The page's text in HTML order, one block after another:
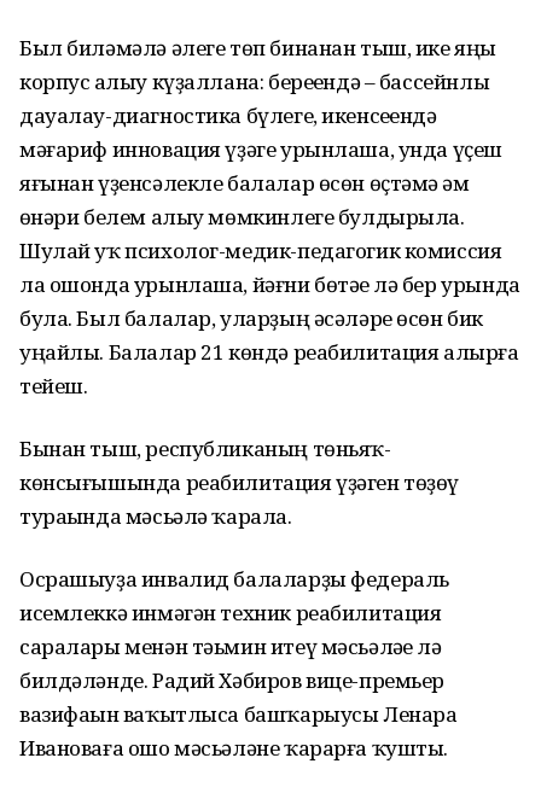
Был биләмәлә әлеге төп бинанан тыш, ике яңы
корпус һалыу күҙаллана: береһендә – бассейнлы
дауалау-диагностика бүлеге, икенсеһендә
мәғариф инновация үҙәге урынлаша, унда үҫеш
яғынан үҙенсәлекле балалар өсөн өҫтәмә һәм
һөнәри белем алыу мөмкинлеге булдырыла.
Шулай уҡ психолог-медик-педагогик комиссия
ла ошонда урынлаша, йәғни бөтәһе лә бер урында
була. Был балалар, уларҙың әсәләре өсөн бик
уңайлы. Балалар 21 көндә реабилитация алырға
тейеш.
Бынан тыш, республиканың төньяҡ-
көнсығышында реабилитация үҙәген төҙөү
тураһында мәсьәлә ҡарала.
Осрашыуҙа инвалид балаларҙы федераль
исемлеккә инмәгән техник реабилитация
саралары менән тәьмин итеү мәсьәләһе лә
билдәләнде. Радий Хәбиров вице-премьер
вазифаһын ваҡытлыса башҡарыусы Ленара
Ивановаға ошо мәсьәләне ҡарарға ҡушты.